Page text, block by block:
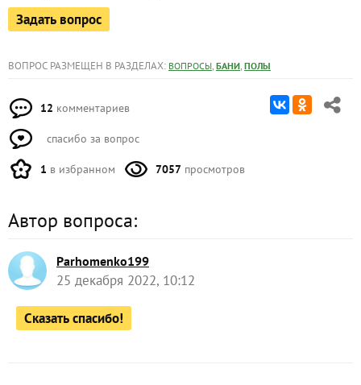
Задать вопрос
ВОПРОС РАЗМЕЩЕН В РАЗДЕЛАХ: ВОПРОСЫ, БАНИ, ПОЛЫ
12 комментариев
спасибо за вопрос
1 в избранном 7057 просмотров
Автор вопроса:
Parhomenko199
25 декабря 2022, 10:12
Сказать спасибо!